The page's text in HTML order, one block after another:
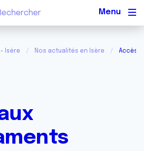
- Isère Nos actualités en Isère Accès